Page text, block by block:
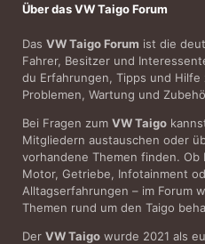
Über das VW Taigo Forum
Das VW Taigo Forum ist die
Fahrer, Besitzer und
du Erfahrungen, Tipps und
Problemen, Wartung und
Bei Fragen zum VW Taigo
Mitgliedern austauschen oder
vorhandene Themen finden.
Motor, Getriebe, Infotainment
Alltagserfahrungen – im Forum
Themen rund um den Taigo
Der VW Taigo wurde 2021 als